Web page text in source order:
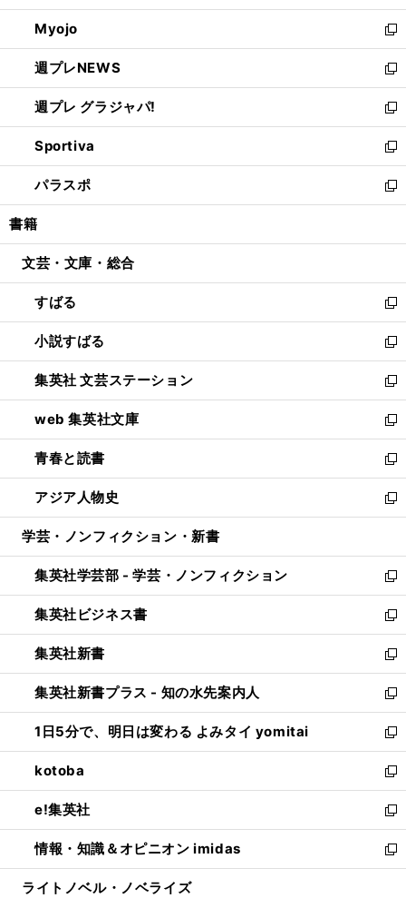
開
く
ウ
で
開
く
ン
ド
ウ
で
開
く
ウ
ィ
ン
ド
ウ
で
開
く
Myojo
新
し
い
ウ
ィ
ン
ド
ウ
で
開
週プレNEWS
新
し
い
ウ
ィ
ン
ド
ウ
開
週プレ グラジャパ!
新
し
い
ウ
ィ
ン
ウ
開
く
Sportiva
新
し
い
ウ
ン
ウ
で
開
く
パラスポ
新
し
ウ
ン
ド
ウ
で
開
く
書籍
文芸・文庫・総合
すばる
新
し
い
ウ
ィ
ン
ド
ウ
で
開
く
小説すばる
新
し
い
ウ
ィ
ン
ド
ウ
で
開
集英社 文芸ステーション
新
し
い
ウ
ィ
ン
ド
ウ
開
く
web 集英社文庫
新
し
い
ウ
ィ
ン
ウ
で
開
く
青春と読書
新
し
い
ウ
ン
ド
ウ
で
開
く
アジア人物史
新
し
ウ
ィ
ン
ド
ウ
で
開
く
学芸・ノンフィクション・新書
集英社学芸部 - 学芸・ノンフィクション
新
し
い
ウ
ィ
ン
ド
ウ
で
開
く
集英社ビジネス書
新
し
い
ウ
ィ
ン
ド
ウ
で
開
く
集英社新書
新
し
い
ウ
ィ
ン
ド
ウ
で
開
く
集英社新書プラス - 知の水先案内人
新
し
い
ウ
ィ
ン
ド
ウ
で
開
1日5分で、明日は変わる よみタイ yomitai
新
し
い
ウ
ィ
ン
ド
ウ
kotoba
新
し
い
ウ
ィ
ン
e!集英社
新
し
い
ウ
情報・知識＆オピニオン imidas
新
し
ライトノベル・ノベライズ